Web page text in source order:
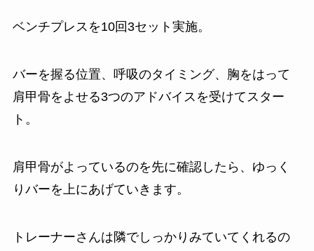
ベンチプレスを10回3セット実施。
バーを握る位置、呼吸のタイミング、胸をはって
肩甲骨をよせる3つのアドバイスを受けてスター
ト。
肩甲骨がよっているのを先に確認したら、ゆっく
りバーを上にあげていきます。
トレーナーさんは隣でしっかりみていてくれるの